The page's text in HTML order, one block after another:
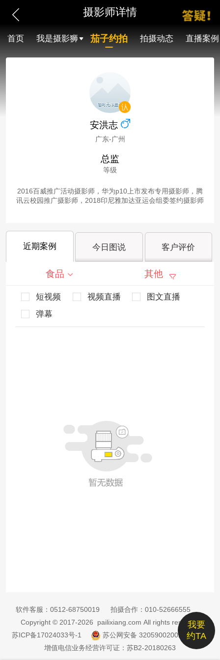
摄影师详情
首页 我是摄影狮 茄子约拍 拍摄动态 直播案例
安洪志
广东-广州
总监
等级
2016百威推广活动摄影师，华为p10上市发布专用摄影师，腾
讯云校园推广摄影师，2018印尼雅加达亚运会组委签约摄影师
近期案例 今日图说 客户评价
食品 其他
短视频 视频直播
图文直播
弹幕
我要
约TA
软件客服： 0512-68750019 拍摄合作： 010-52666555
Copyright © 2017-2026 pailixiang.com All rights reserved
苏ICP备17024033号-1
苏公网安备 32059002002885号
增值电信业务经营许可证：苏B2-20180263